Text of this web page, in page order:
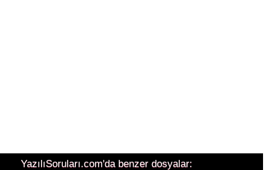
YazılıSoruları.com'da benzer dosyalar: